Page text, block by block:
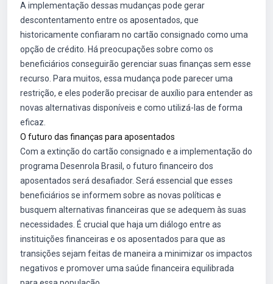
A implementação dessas mudanças pode gerar
descontentamento entre os aposentados, que
historicamente confiaram no cartão consignado como uma
opção de crédito. Há preocupações sobre como os
beneficiários conseguirão gerenciar suas finanças sem esse
recurso. Para muitos, essa mudança pode parecer uma
restrição, e eles poderão precisar de auxílio para entender as
novas alternativas disponíveis e como utilizá-las de forma
eficaz.
O futuro das finanças para aposentados
Com a extinção do cartão consignado e a implementação do
programa Desenrola Brasil, o futuro financeiro dos
aposentados será desafiador. Será essencial que esses
beneficiários se informem sobre as novas políticas e
busquem alternativas financeiras que se adequem às suas
necessidades. É crucial que haja um diálogo entre as
instituições financeiras e os aposentados para que as
transições sejam feitas de maneira a minimizar os impactos
negativos e promover uma saúde financeira equilibrada